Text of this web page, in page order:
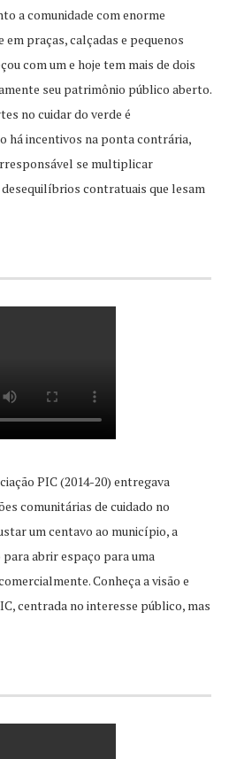
a comunidade com enorme
praças, calçadas e pequenos
com um e hoje tem mais de dois
seu patrimônio público aberto.
no cuidar do verde é
há incentivos na ponta contrária,
se multiplicar
contratuais que lesam
PIC (2014-20) entregava
comunitárias de cuidado no
um centavo ao município, a
abrir espaço para uma
Conheça a visão e
centrada no interesse público, mas